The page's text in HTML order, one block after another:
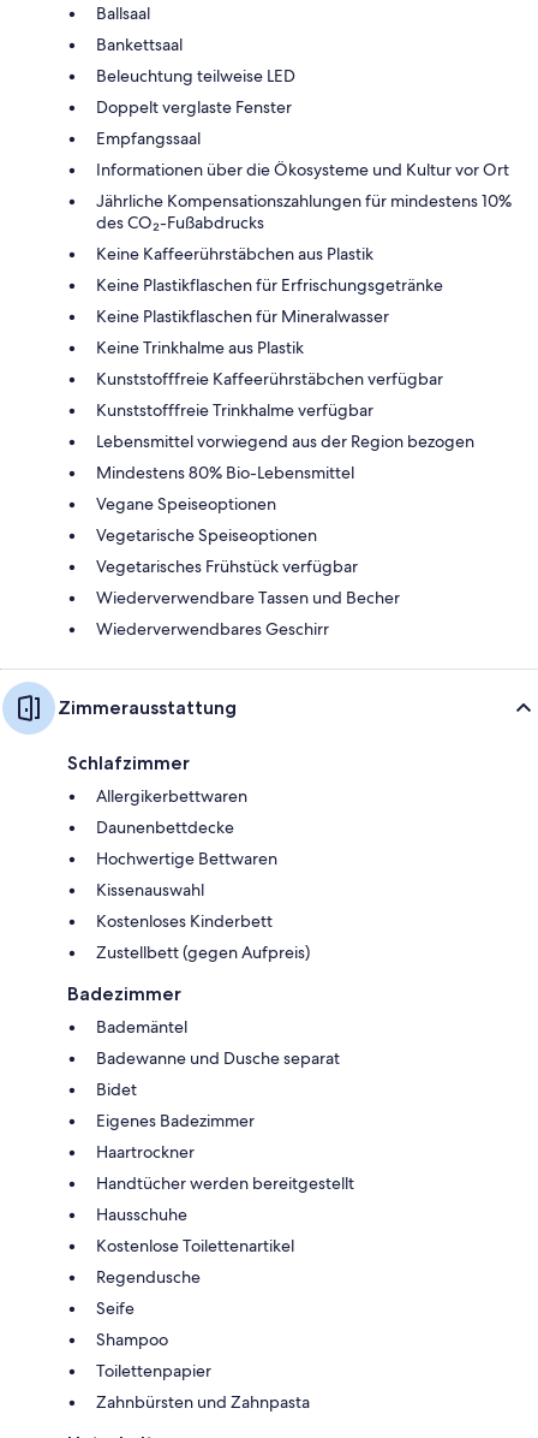
Ballsaal
Bankettsaal
Beleuchtung teilweise LED
Doppelt verglaste Fenster
Empfangssaal
Informationen über die Ökosysteme und Kultur vor Ort
Jährliche Kompensationszahlungen für mindestens 10%
des CO₂-Fußabdrucks
Keine Kaffeerührstäbchen aus Plastik
Keine Plastikflaschen für Erfrischungsgetränke
Keine Plastikflaschen für Mineralwasser
Keine Trinkhalme aus Plastik
Kunststofffreie Kaffeerührstäbchen verfügbar
Kunststofffreie Trinkhalme verfügbar
Lebensmittel vorwiegend aus der Region bezogen
Mindestens 80% Bio-Lebensmittel
Vegane Speiseoptionen
Vegetarische Speiseoptionen
Vegetarisches Frühstück verfügbar
Wiederverwendbare Tassen und Becher
Wiederverwendbares Geschirr
Zimmerausstattung
Schlafzimmer
Allergikerbettwaren
Daunenbettdecke
Hochwertige Bettwaren
Kissenauswahl
Kostenloses Kinderbett
Zustellbett (gegen Aufpreis)
Badezimmer
Bademäntel
Badewanne und Dusche separat
Bidet
Eigenes Badezimmer
Haartrockner
Handtücher werden bereitgestellt
Hausschuhe
Kostenlose Toilettenartikel
Regendusche
Seife
Shampoo
Toilettenpapier
Zahnbürsten und Zahnpasta